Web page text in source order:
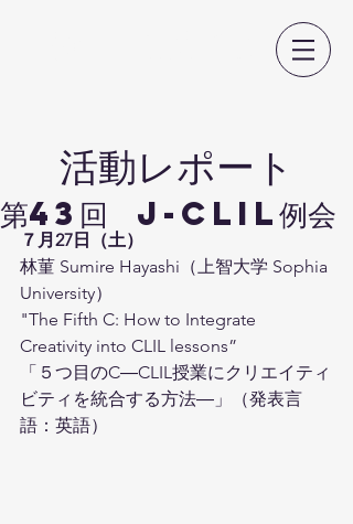
​活動レポート
第43回 J-CLIL例会
７月27日（土）
林菫 Sumire Hayashi（上智大学 Sophia
University）
"The Fifth C: How to Integrate
Creativity into CLIL lessons”
「５つ目のC―CLIL授業にクリエイティ
ビティを統合する方法―」（発表言
語：英語）